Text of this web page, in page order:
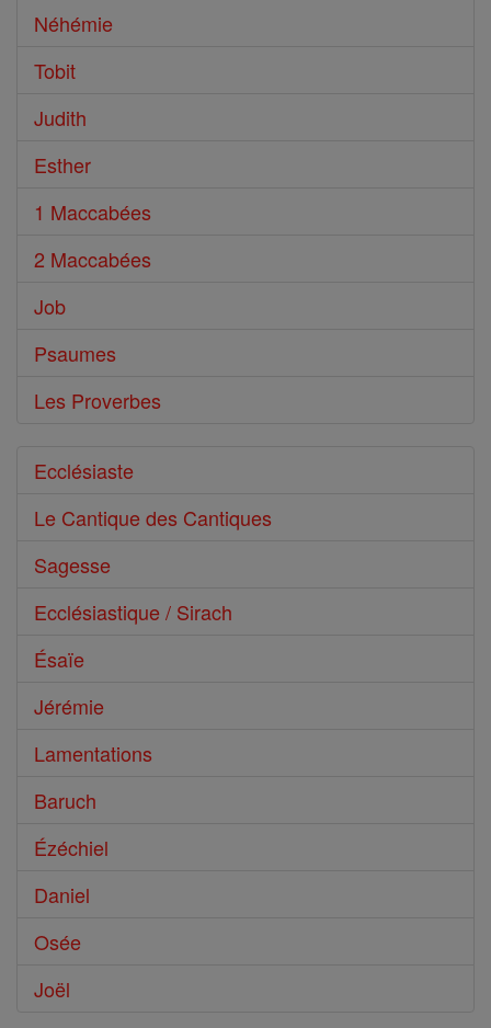
Néhémie
Tobit
Judith
Esther
1 Maccabées
2 Maccabées
Job
Psaumes
Les Proverbes
Ecclésiaste
Le Cantique des Cantiques
Sagesse
Ecclésiastique / Sirach
Ésaïe
Jérémie
Lamentations
Baruch
Ézéchiel
Daniel
Osée
Joël